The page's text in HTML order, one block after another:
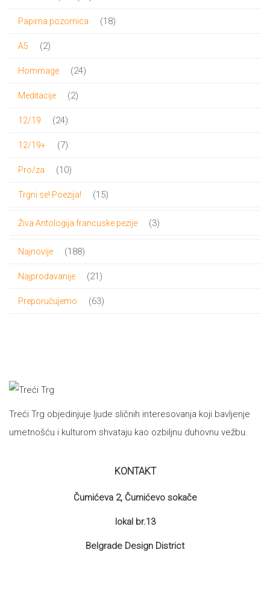
Papirna pozornica 1818
A5 22
Hommage 2424
Meditacije 22
12/19 2424
12/19+ 77
Pro/za 1010
Trgni se! Poezija! 1515
Živa Antologija francuske pezije 33
Najnovije 188188
Najprodavanije 2121
Preporučujemo 6363
Treći Trg objedinjuje ljude sličnih interesovanja koji bavljenje
umetnošću i kulturom shvataju kao ozbiljnu duhovnu vežbu.
KONTAKT
Čumićeva 2, Čumićevo sokače
lokal br.13
Belgrade Design District